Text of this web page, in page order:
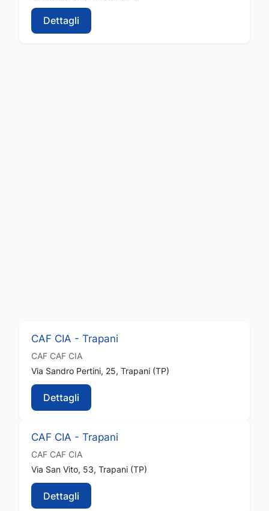
Dettagli
CAF CIA - Trapani
CAF CAF CIA
Via Sandro Pertini, 25, Trapani (TP)
Dettagli
CAF CIA - Trapani
CAF CAF CIA
Via San Vito, 53, Trapani (TP)
Dettagli